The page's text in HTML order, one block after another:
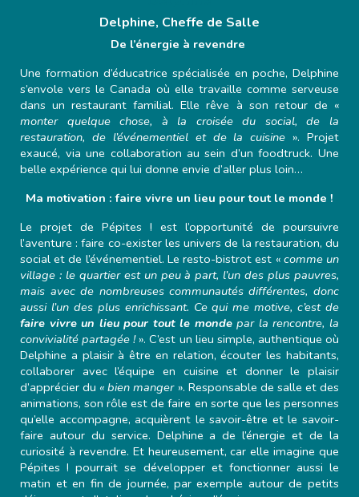
Delphine, Cheffe de Salle
De l’énergie à revendre
Une formation d’éducatrice spécialisée en poche, Delphine
s’envole vers le Canada où elle travaille comme serveuse
dans un restaurant familial. Elle rêve à son retour de «
monter quelque chose, à la croisée du social, de la
restauration, de l’événementiel et de la cuisine». Projet
exaucé, via une collaboration au sein d’un foodtruck. Une
belle expérience qui lui donne envie d’aller plus loin…
Ma motivation : faire vivre un lieu pour tout le monde !
Le projet de Pépites ! est l’opportunité de poursuivre
l’aventure : faire co-exister les univers de la restauration, du
social et de l’événementiel. Le resto-bistrot est « comme un
village : le quartier est un peu à part, l’un des plus pauvres,
mais avec de nombreuses communautés différentes, donc
aussi l’un des plus enrichissant. Ce qui me motive, c’est de
faire vivre un lieu pour tout le mondepar la rencontre, la
convivialité partagée !». C’est un lieu simple, authentique où
Delphine a plaisir à être en relation, écouter les habitants,
collaborer avec l’équipe en cuisine et donner le plaisir
d’apprécier du « bien manger». Responsable de salle et des
animations, son rôle est de faire en sorte que les personnes
qu’elle accompagne, acquièrent le savoir-être et le savoir-
faire autour du service. Delphine a de l’énergie et de la
curiosité à revendre. Et heureusement, car elle imagine que
Pépites ! pourrait se développer et fonctionner aussi le
matin et en fin de journée, par exemple autour de petits